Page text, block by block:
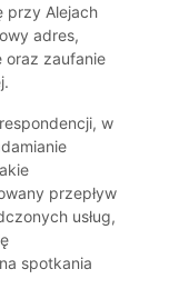
przy Alejach
adres,
oraz zaufanie
w
przepływ
usług,
spotkania